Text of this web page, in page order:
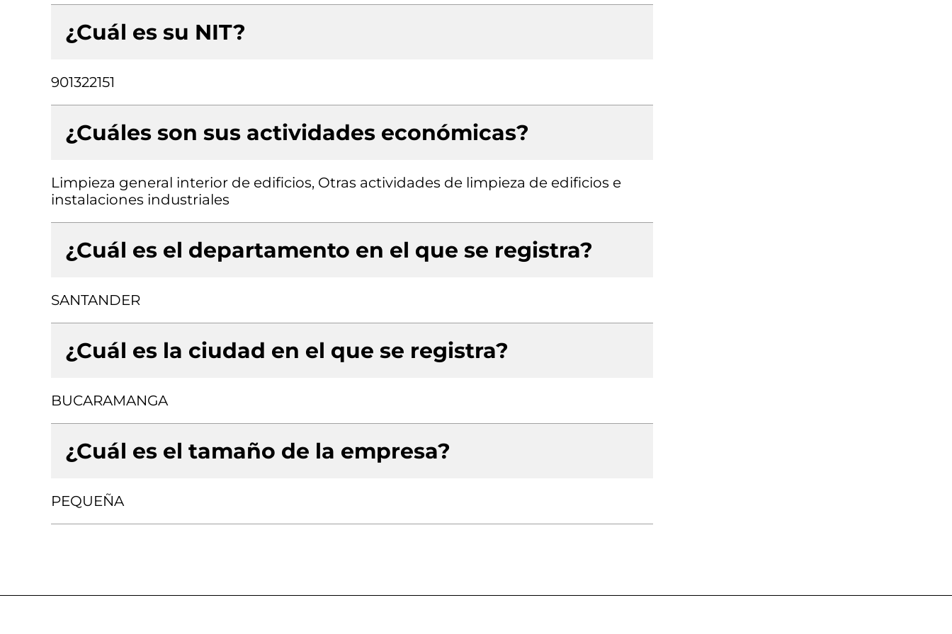
¿Cuál es su NIT?
901322151
¿Cuáles son sus actividades económicas?
Limpieza general interior de edificios, Otras actividades de limpieza de edificios e
instalaciones industriales
¿Cuál es el departamento en el que se registra?
SANTANDER
¿Cuál es la ciudad en el que se registra?
BUCARAMANGA
¿Cuál es el tamaño de la empresa?
PEQUEÑA